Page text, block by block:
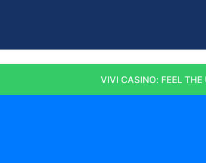
VIVI CASINO: FEEL